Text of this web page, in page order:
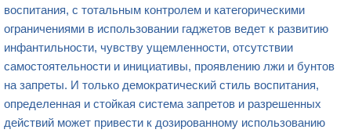
воспитания, с тотальным контролем и категорическими
ограничениями в использовании гаджетов ведет к развитию
инфантильности, чувству ущемленности, отсутствии
самостоятельности и инициативы, проявлению лжи и бунтов
на запреты. И только демократический стиль воспитания,
определенная и стойкая система запретов и разрешенных
действий может привести к дозированному использованию